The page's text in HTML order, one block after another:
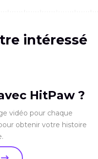
intéressé
HitPaw ?
vidéo pour chaque
obtenir votre histoire